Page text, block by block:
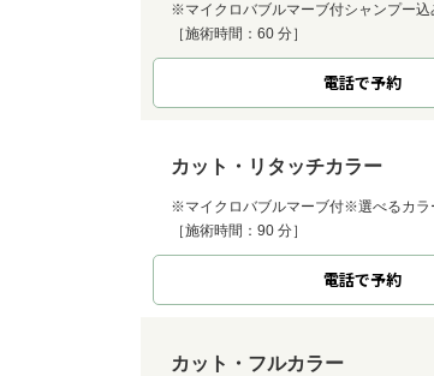
※マイクロバブルマーブ付シャンプー込
［施術時間：60 分］
電話で予約
カット・リタッチカラー
※マイクロバブルマーブ付※選べるカラ
［施術時間：90 分］
電話で予約
カット・フルカラー